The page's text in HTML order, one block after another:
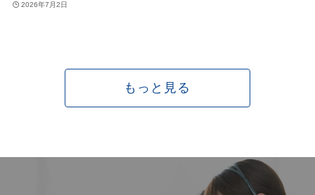
2026年7月2日
もっと見る